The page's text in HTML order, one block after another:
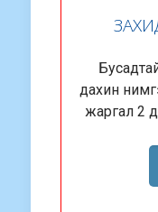
дахин
жаргал 2